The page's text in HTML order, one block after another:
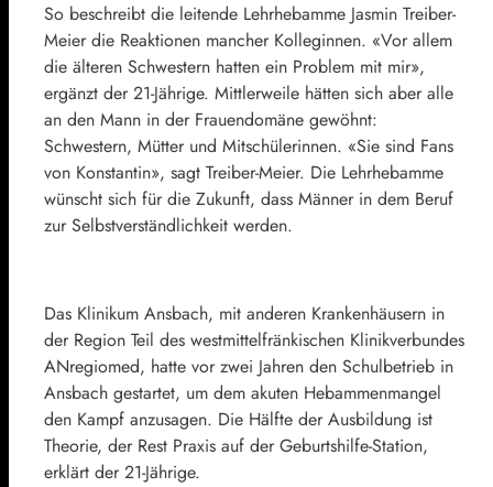
So beschreibt die leitende Lehrhebamme Jasmin Treiber-
Meier die Reaktionen mancher Kolleginnen. «Vor allem
die älteren Schwestern hatten ein Problem mit mir»,
ergänzt der 21-Jährige. Mittlerweile hätten sich aber alle
an den Mann in der Frauendomäne gewöhnt:
Schwestern, Mütter und Mitschülerinnen. «Sie sind Fans
von Konstantin», sagt Treiber-Meier. Die Lehrhebamme
wünscht sich für die Zukunft, dass Männer in dem Beruf
zur Selbstverständlichkeit werden.
Das Klinikum Ansbach, mit anderen Krankenhäusern in
der Region Teil des westmittelfränkischen Klinikverbundes
ANregiomed, hatte vor zwei Jahren den Schulbetrieb in
Ansbach gestartet, um dem akuten Hebammenmangel
den Kampf anzusagen. Die Hälfte der Ausbildung ist
Theorie, der Rest Praxis auf der Geburtshilfe-Station,
erklärt der 21-Jährige.